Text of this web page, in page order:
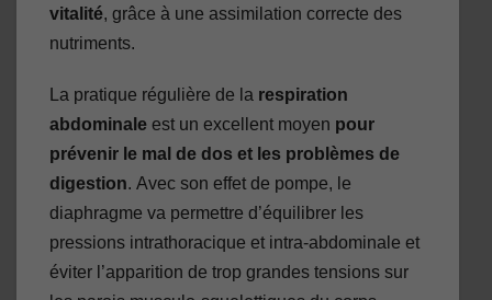
vitalité, grâce à une assimilation correcte des
nutriments.
La pratique régulière de la respiration
abdominale est un excellent moyen pour
prévenir le mal de dos et les problèmes de
digestion. Avec son effet de pompe, le
diaphragme va permettre d’équilibrer les
pressions intrathoracique et intra-abdominale et
éviter l’apparition de trop grandes tensions sur